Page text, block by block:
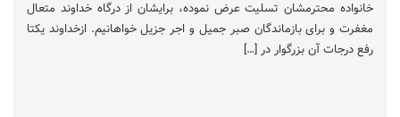
خانواده محترمشان تسلیت عرض نموده، برایشان از درگاه خداوند متعال
مغفرت و برای بازماندگان صبر جمیل و اجر جزیل خواهانیم. ازخداوند یکتا
رفع درجات آن بزرگوار در […]